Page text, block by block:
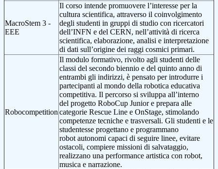
MacroStem 3 -
EEE
Il corso intende promuovere l’interesse per la
cultura scientifica, attraverso il coinvolgimento
degli studenti in gruppi di studio con ricercatori
dell’INFN e del CERN, nell’attività di ricerca
scientifica, elaborazione, analisi e interpretazione
di dati sull’origine dei raggi cosmici primari.
Robocompetition
Il modulo formativo, rivolto agli studenti delle
classi del secondo biennio e del quinto anno di
entrambi gli indirizzi, è pensato per introdurre i
partecipanti al mondo della robotica educativa
competitiva. Il percorso si sviluppa all’interno
del progetto RoboCup Junior e prepara alle
categorie Rescue Line e OnStage, stimolando
competenze tecniche e trasversali. Gli studenti e le
studentesse progettano e programmano
robot autonomi capaci di seguire linee, evitare
ostacoli, compiere missioni di salvataggio,
realizzano una performance artistica con robot,
musica e narrazione.